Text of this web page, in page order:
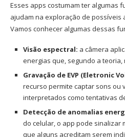
Esses apps costumam ter algumas
ajudam na exploração de possíveis
Vamos conhecer algumas dessas
Visão espectral: a câmera
energias que, segundo a
Gravação de EVP (Eletronic
recurso permite captar sons ou
interpretados como tentativas
Detecção de anomalias
do celular, o app pode sinalizar
que alguns acreditam serem